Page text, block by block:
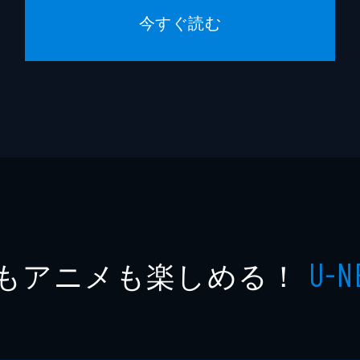
今すぐ読む
アニメも楽しめる！ U-